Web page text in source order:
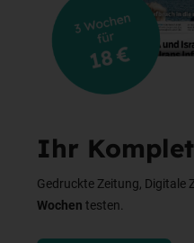
Ihr
Gedruckte Zeitung, Digitale
Wochen testen.